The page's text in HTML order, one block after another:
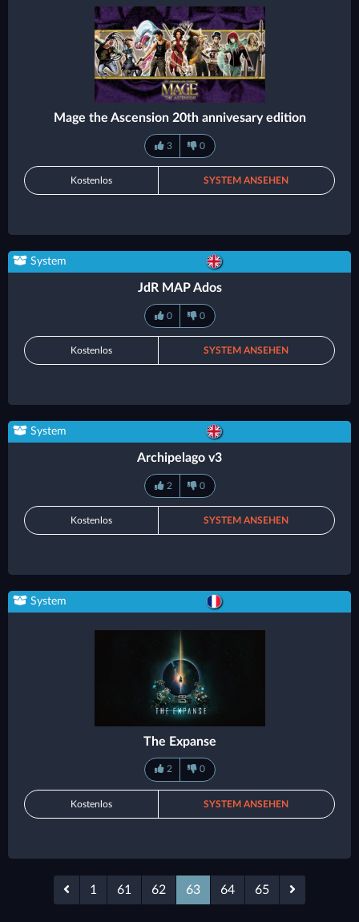
Mage the Ascension 20th annivesary edition
3 0
Kostenlos SYSTEM ANSEHEN
System
JdR MAP Ados
0 0
Kostenlos SYSTEM ANSEHEN
System
Archipelago v3
2 0
Kostenlos SYSTEM ANSEHEN
System
The Expanse
2 0
Kostenlos SYSTEM ANSEHEN
1 61 62 63 64 65